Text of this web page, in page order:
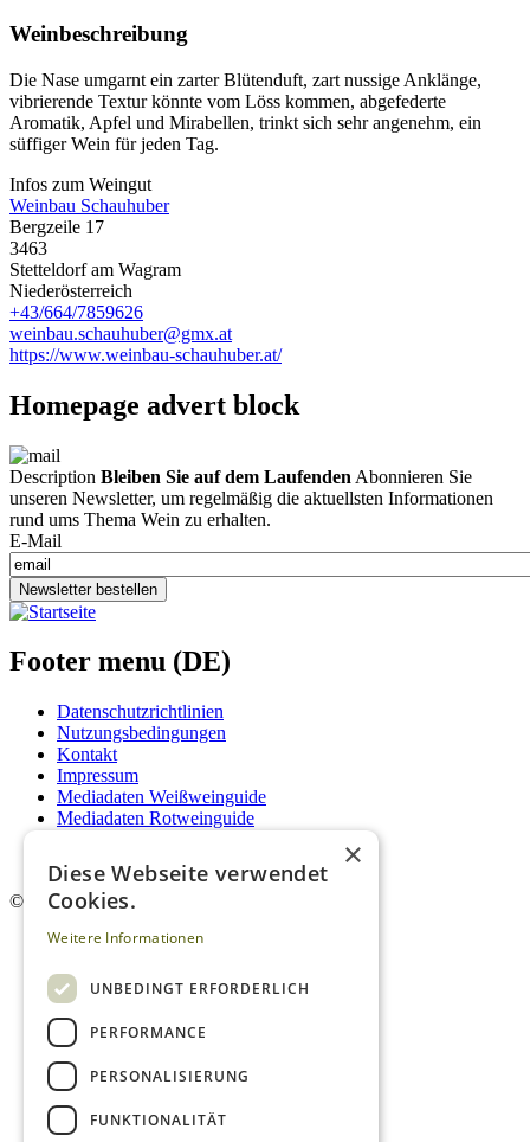
Weinbeschreibung
Die Nase umgarnt ein zarter Blütenduft, zart nussige Anklänge,
vibrierende Textur könnte vom Löss kommen, abgefederte
Aromatik, Apfel und Mirabellen, trinkt sich sehr angenehm, ein
süffiger Wein für jeden Tag.
Infos zum Weingut
Weinbau Schauhuber
Bergzeile 17
3463
Stetteldorf am Wagram
Niederösterreich
+43/664/7859626
weinbau.schauhuber@gmx.at
https://www.weinbau-schauhuber.at/
Homepage advert block
Description Bleiben Sie auf dem Laufenden Abonnieren Sie
unseren Newsletter, um regelmäßig die aktuellsten Informationen
rund ums Thema Wein zu erhalten.
E-Mail
Newsletter bestellen
Footer menu (DE)
Datenschutzrichtlinien
Nutzungsbedingungen
Kontakt
Impressum
Mediadaten Weißweinguide
Mediadaten Rotweinguide
Newsletter
© 2026. Alle Rechte vorbehalten.
×
Diese Webseite verwendet
Cookies.
Weitere Informationen
UNBEDINGT ERFORDERLICH
PERFORMANCE
PERSONALISIERUNG
FUNKTIONALITÄT